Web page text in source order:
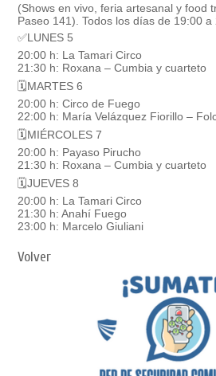
(Shows en vivo, feria artesanal y food
Paseo 141). Todos los días de 19:00 a
✅️LUNES 5
20:00 h: La Tamari Circo
21:30 h: Roxana – Cumbia y cuarteto
🗓MARTES 6
20:00 h: Circo de Fuego
22:00 h: María Velázquez Fiorillo –
🗓MIÉRCOLES 7
20:00 h: Payaso Pirucho
21:30 h: Roxana – Cumbia y cuarteto
🗓JUEVES 8
20:00 h: La Tamari Circo
21:30 h: Anahí Fuego
23:00 h: Marcelo Giuliani
Volver